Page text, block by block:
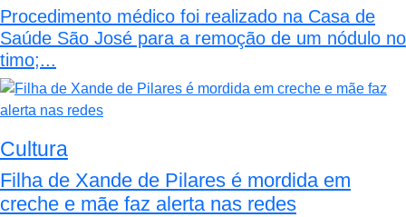
Procedimento médico foi realizado na Casa de
Saúde São José para a remoção de um nódulo no
timo;...
Cultura
Filha de Xande de Pilares é mordida em
creche e mãe faz alerta nas redes